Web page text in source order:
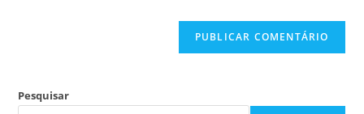
Pesquisar